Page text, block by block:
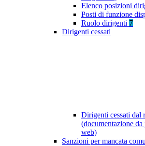
Elenco posizioni
Posti di funzione
Ruolo dirigenti 7
Dirigenti cessati
Dirigenti cessati dal
(documentazione
web)
Sanzioni per mancata